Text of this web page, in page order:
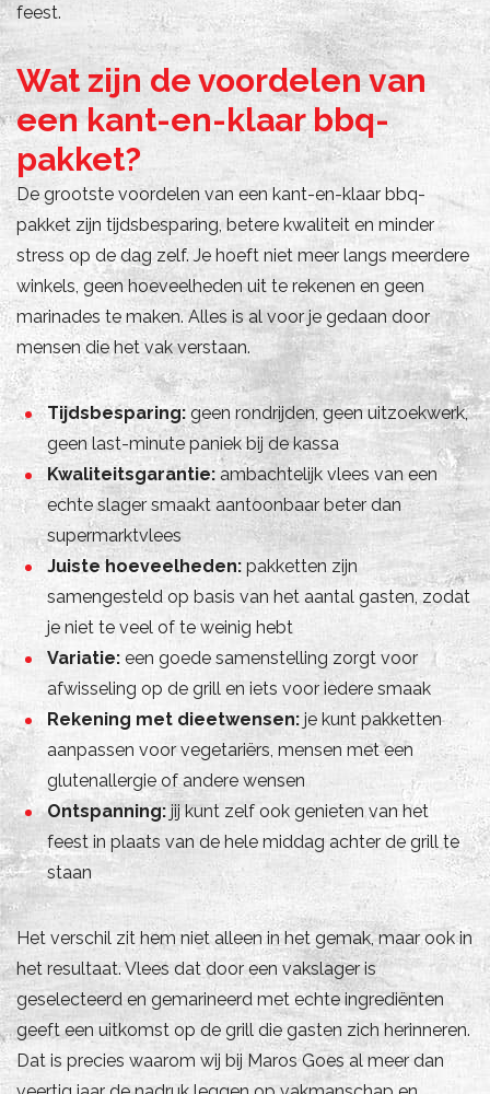
feest.
Wat zijn de voordelen van
een kant-en-klaar bbq-
pakket?
De grootste voordelen van een kant-en-klaar bbq-
pakket zijn tijdsbesparing, betere kwaliteit en minder
stress op de dag zelf. Je hoeft niet meer langs meerdere
winkels, geen hoeveelheden uit te rekenen en geen
marinades te maken. Alles is al voor je gedaan door
mensen die het vak verstaan.
Tijdsbesparing: geen rondrijden, geen uitzoekwerk,
geen last-minute paniek bij de kassa
Kwaliteitsgarantie: ambachtelijk vlees van een
echte slager smaakt aantoonbaar beter dan
supermarktvlees
Juiste hoeveelheden: pakketten zijn
samengesteld op basis van het aantal gasten, zodat
je niet te veel of te weinig hebt
Variatie: een goede samenstelling zorgt voor
afwisseling op de grill en iets voor iedere smaak
Rekening met dieetwensen: je kunt pakketten
aanpassen voor vegetariërs, mensen met een
glutenallergie of andere wensen
Ontspanning: jij kunt zelf ook genieten van het
feest in plaats van de hele middag achter de grill te
staan
Het verschil zit hem niet alleen in het gemak, maar ook in
het resultaat. Vlees dat door een vakslager is
geselecteerd en gemarineerd met echte ingrediënten
geeft een uitkomst op de grill die gasten zich herinneren.
Dat is precies waarom wij bij Maros Goes al meer dan